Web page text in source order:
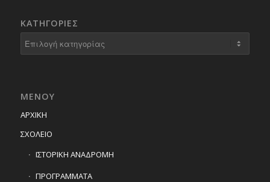
KΑΤΗΓΟΡΊΕΣ
ΜΕΝΟΥ
ΑΡΧΙΚΗ
ΣΧΟΛΕΙΟ
ΙΣΤΟΡΙΚΗ ΑΝΑΔΡΟΜΗ
ΠΡΟΓΡΑΜΜΑΤΑ